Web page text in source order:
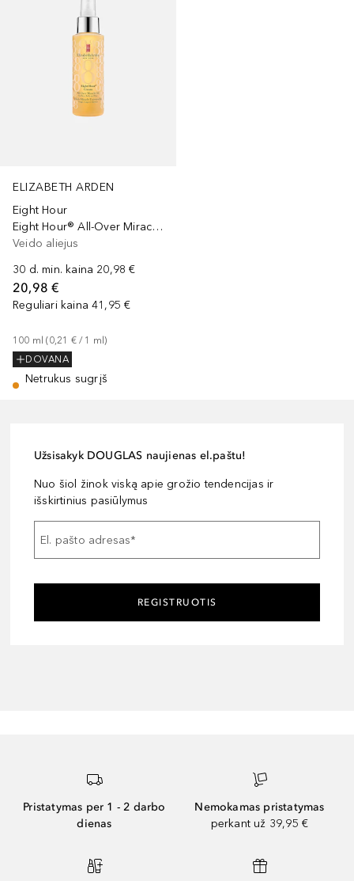
ELIZABETH ARDEN
Eight Hour
Eight Hour® All-Over Miracle Oil
Veido aliejus
30 d. min. kaina 20,98 €
20,98 €
Reguliari kaina 41,95 €
100 ml (0,21 € / 1 ml)
DOVANA
Netrukus sugrįš
Užsisakyk DOUGLAS naujienas el.paštu!
Nuo šiol žinok viską apie grožio tendencijas ir
išskirtinius pasiūlymus
El. pašto adresas*
REGISTRUOTIS
Pristatymas per 1 - 2 darbo
dienas
Nemokamas pristatymas
perkant už 39,95 €